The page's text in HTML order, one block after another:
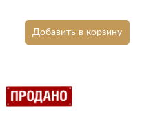
Добавить в корзину